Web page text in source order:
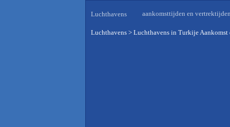
Luchthavens aankomsttijden en vertrektijden
Luchthavens > Luchthavens in Turkije Aankomst